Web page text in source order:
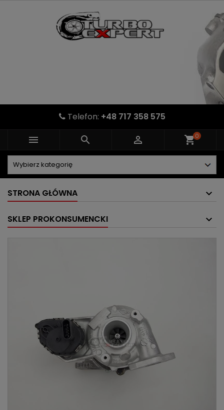
Telefon: +48 717 358 575
   shopping_cart0
STRONA GŁÓWNA
SKLEP PROKONSUMENCKI